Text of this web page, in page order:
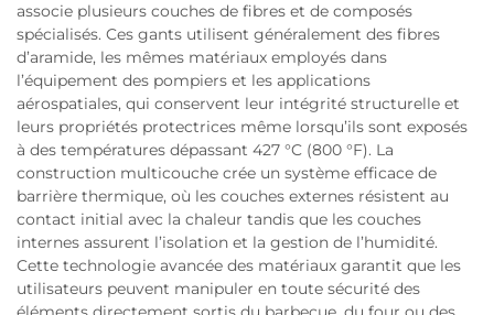
associe plusieurs couches de fibres et de composés
spécialisés. Ces gants utilisent généralement des fibres
d’aramide, les mêmes matériaux employés dans
l’équipement des pompiers et les applications
aérospatiales, qui conservent leur intégrité structurelle et
leurs propriétés protectrices même lorsqu’ils sont exposés
à des températures dépassant 427 °C (800 °F). La
construction multicouche crée un système efficace de
barrière thermique, où les couches externes résistent au
contact initial avec la chaleur tandis que les couches
internes assurent l’isolation et la gestion de l’humidité.
Cette technologie avancée des matériaux garantit que les
utilisateurs peuvent manipuler en toute sécurité des